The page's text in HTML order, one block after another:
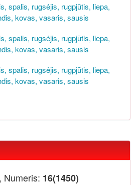
spalis, rugsėjis, rugpjūtis, liepa,
kovas, vasaris, sausis
spalis, rugsėjis, rugpjūtis, liepa,
kovas, vasaris, sausis
spalis, rugsėjis, rugpjūtis, liepa,
kovas, vasaris, sausis
, Numeris: 16(1450)